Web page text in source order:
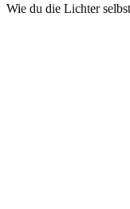
Wie du die Lichter